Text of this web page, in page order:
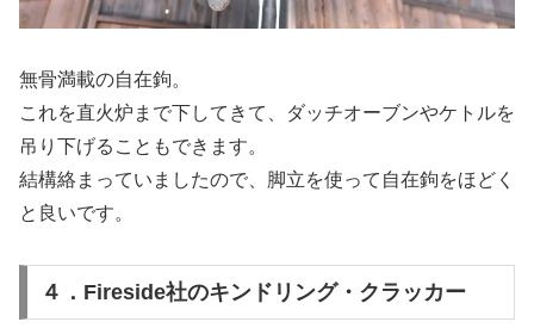
無骨満載の自在鉤。
これを直火炉まで下してきて、ダッチオーブンやケトルを
吊り下げることもできます。
結構絡まっていましたので、脚立を使って自在鉤をほどく
と良いです。
４．Fireside社のキンドリング・クラッカー